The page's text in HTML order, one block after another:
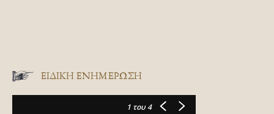
ΕΙΔΙΚΉ ΕΝΗΜΈΡΩΣΗ
1 του 4